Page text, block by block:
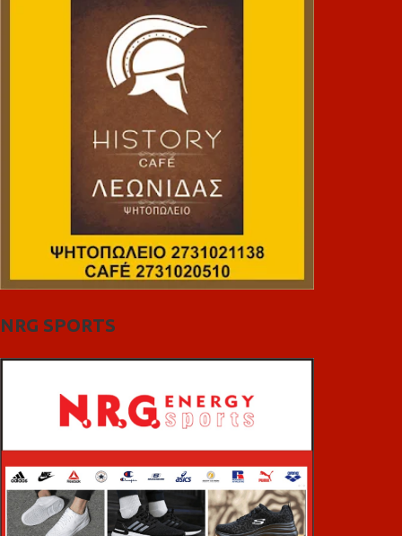
NRG SPORTS